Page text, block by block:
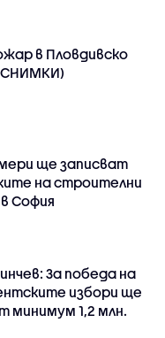
в Пловдивско
ще записват
на строителни
София
За победа на
избори ще
минимум 1,2 млн.